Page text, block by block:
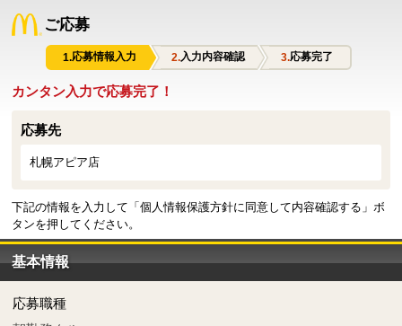
ご応募
応募情報入力 入力内容確認 応募完了
カンタン入力で応募完了！
応募先
札幌アピア店
下記の情報を入力して「個人情報保護方針に同意して内容確認する」ボ
タンを押してください。
基本情報
応募職種